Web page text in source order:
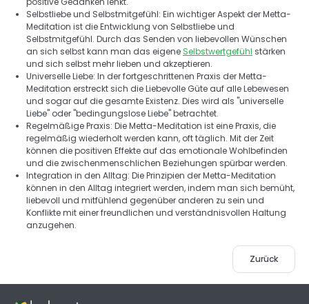
Selbstliebe und Selbstmitgefühl: Ein wichtiger Aspekt der Metta-
Meditation ist die Entwicklung von Selbstliebe und
Selbstmitgefühl. Durch das Senden von liebevollen Wünschen
an sich selbst kann man das eigene Selbstwertgefühl stärken
und sich selbst mehr lieben und akzeptieren.
Universelle Liebe: In der fortgeschrittenen Praxis der Metta-
Meditation erstreckt sich die Liebevolle Güte auf alle Lebewesen
und sogar auf die gesamte Existenz. Dies wird als "universelle
Liebe" oder "bedingungslose Liebe" betrachtet.
Regelmäßige Praxis: Die Metta-Meditation ist eine Praxis, die
regelmäßig wiederholt werden kann, oft täglich. Mit der Zeit
können die positiven Effekte auf das emotionale Wohlbefinden
und die zwischenmenschlichen Beziehungen spürbar werden.
Integration in den Alltag: Die Prinzipien der Metta-Meditation
können in den Alltag integriert werden, indem man sich bemüht,
liebevoll und mitfühlend gegenüber anderen zu sein und
Konflikte mit einer freundlichen und verständnisvollen Haltung
anzugehen.
Zurück